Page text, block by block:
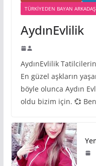
TÜRKIYEDEN BAYAN ARKADAŞ
AydınEvlilik
AydınEvlilik
En güzel aşkların
böyle olunca Aydın
oldu bizim için. 💞